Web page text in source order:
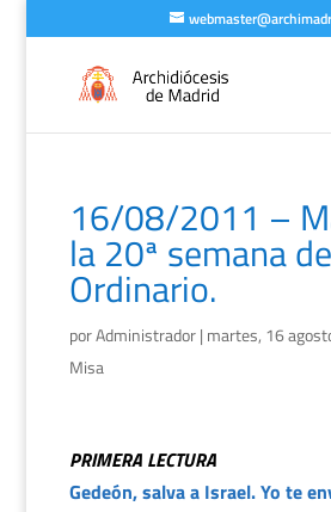
16/08/2011 –
la 20ª semana
Ordinario.
porAdministrador| martes, 16
Misa
PRIMERA LECTURA
Gedeón, salva a Israel. Yo te